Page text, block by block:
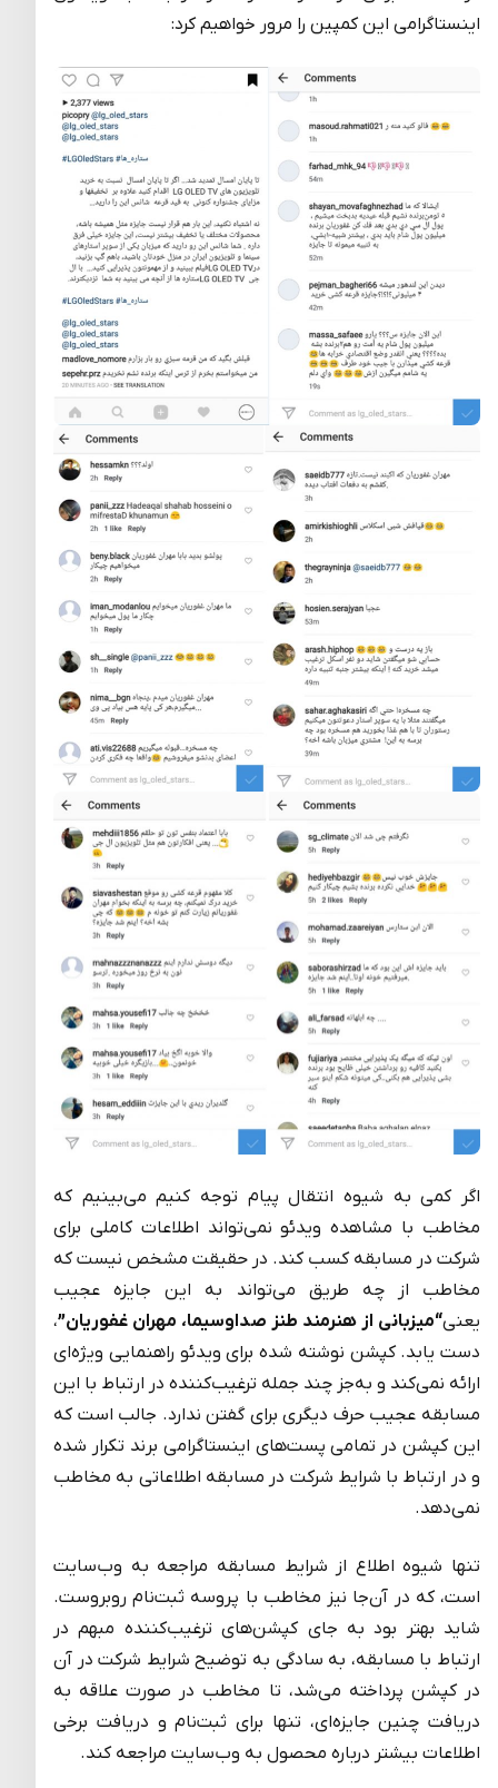
اینستاگرامی این کمپین را مرور خواهیم کرد:
اگر کمی به شیوه انتقال پیام توجه کنیم می‌بینیم که
مخاطب با مشاهده ویدئو نمی‌تواند اطلاعات کاملی برای
شرکت در مسابقه کسب کند. در حقیقت مشخص نیست که
مخاطب از چه طریق می‌تواند به این جایزه عجیب
یعنی“میزبانی از هنرمند طنز صداوسیما، مهران غفوریان”،
دست یابد. کپشن‌ نوشته شده برای ویدئو راهنمایی ویژه‌ای
ارائه نمی‌کند و به‌جز چند جمله ترغیب‌کننده در ارتباط با این
مسابقه عجیب حرف دیگری برای گفتن ندارد. جالب است که
این کپشن‌ در تمامی پست‌های اینستاگرامی برند تکرار شده
و در ارتباط با شرایط شرکت در مسابقه اطلاعاتی به مخاطب
نمی‌دهد.
تنها شیوه اطلاع از شرایط مسابقه مراجعه به وب‌سایت
است، که در آن‌جا نیز مخاطب با پروسه ثبت‌نام روبروست.
شاید بهتر بود به جای کپشن‌های ترغیب‌کننده مبهم در
ارتباط با مسابقه، به سادگی به توضیح شرایط شرکت در آن
در کپشن پرداخته می‌شد، تا مخاطب در صورت علاقه به
دریافت چنین جایزه‌ای، تنها برای ثبت‌نام و دریافت برخی
اطلاعات بیشتر درباره محصول به وب‌سایت مراجعه کند.